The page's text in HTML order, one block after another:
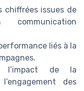
chiffrées issues de
liés à la
l’impact de la
des